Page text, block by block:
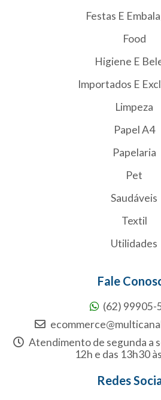
Festas E
Food
Higiene E
Importados E
Limpeza
Papel A4
Papelaria
Pet
Saudáveis
Textil
Utilidades
Fale
(62) 99905-
Atendimento de segunda a
12h e das 13h30
Redes